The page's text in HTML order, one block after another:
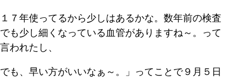
１７年使ってるから少しはあるかな。数年前の検査
でも少し細くなっている血管がありますね～。って
言われたし、
でも、早い方がいいなぁ～。」ってことで９月５日